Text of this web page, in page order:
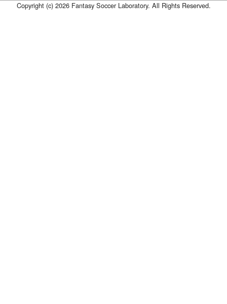
Copyright (c) 2026 Fantasy Soccer Laboratory. All Rights Reserved.